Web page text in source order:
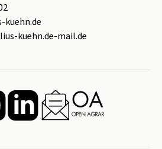
kuehn.de-mail.de